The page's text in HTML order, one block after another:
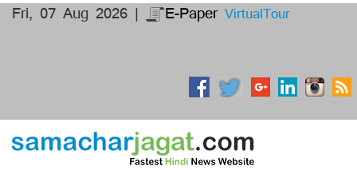
Fri, 07 Aug 2026 | E-Paper VirtualTour